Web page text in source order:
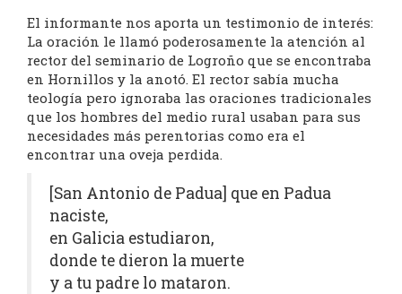
El informante nos aporta un testimonio de interés:
La oración le llamó poderosamente la atención al
rector del seminario de Logroño que se encontraba
en Hornillos y la anotó. El rector sabía mucha
teología pero ignoraba las oraciones tradicionales
que los hombres del medio rural usaban para sus
necesidades más perentorias como era el
encontrar una oveja perdida.
[San Antonio de Padua] que en Padua
naciste,
en Galicia estudiaron,
donde te dieron la muerte
y a tu padre lo mataron.